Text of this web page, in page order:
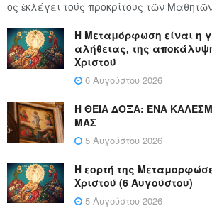
ος ἐκλέγει τούς προ­κρί­τους τῶν
Η Μεταμόρφωση είναι η
αλήθειας, της
Χριστού
6 Αυγούστου 2026
Η ΘΕΙΑ ΔΟΞΑ: ΈΝΑ
ΜΑΣ
5 Αυγούστου 2026
Η εορτή της
Χριστού (6 Αυγούστου)
5 Αυγούστου 2026